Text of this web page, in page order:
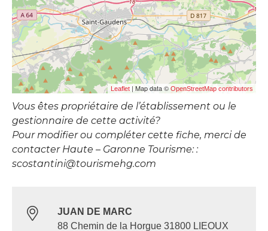
Leaflet | Map data © OpenStreetMap contributors
Vous êtes propriétaire de l’établissement ou le
gestionnaire de cette activité?
Pour modifier ou compléter cette fiche, merci de
contacter Haute – Garonne Tourisme: :
scostantini@tourismehg.com
JUAN DE MARC
88 Chemin de la Horgue 31800 LIEOUX